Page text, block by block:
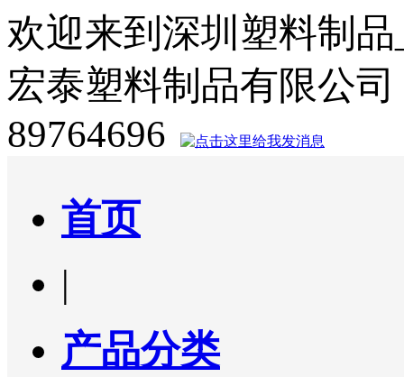
欢迎来到深圳塑料制
宏泰塑料制品有限公司
89764696
首页
|
产品分类